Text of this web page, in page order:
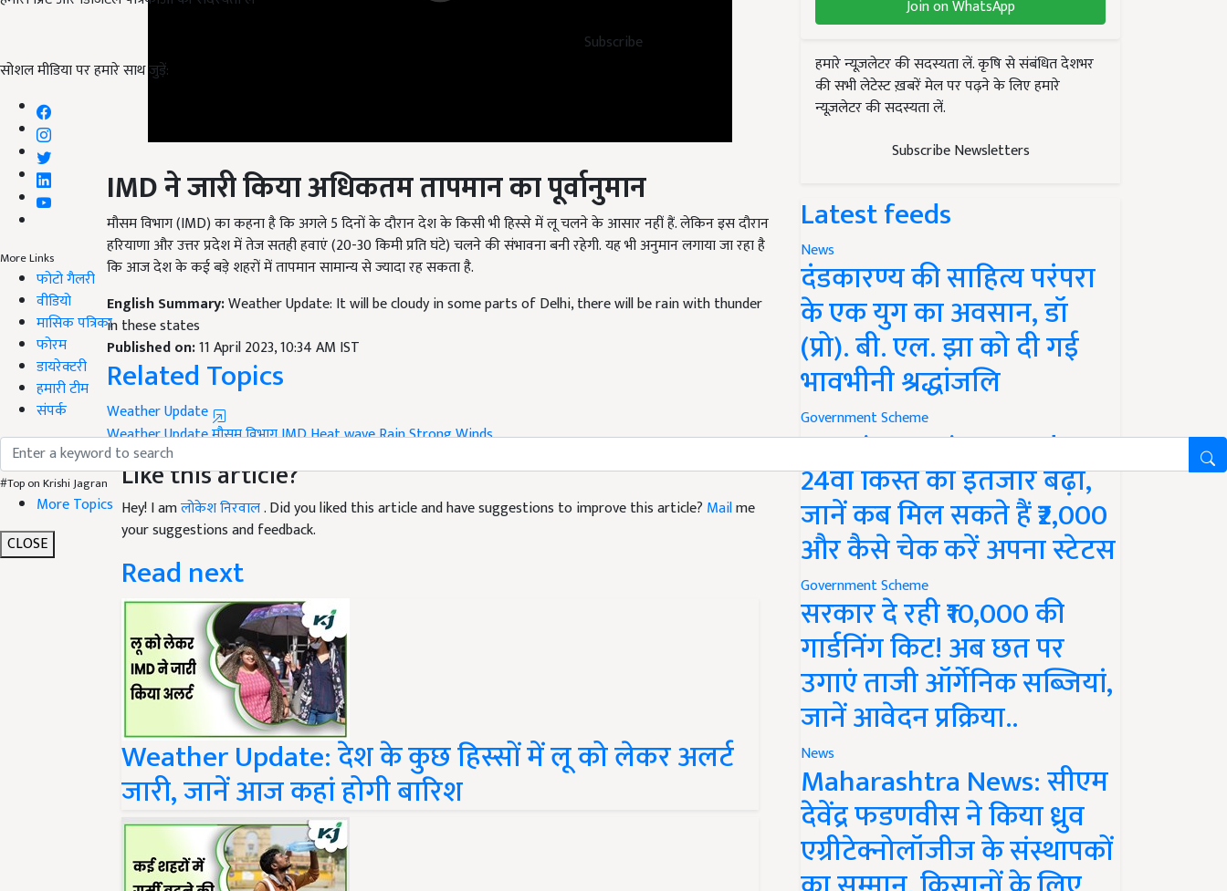
Subscribe
सोशल मीडिया पर हमारे साथ जुड़ें:
More Links
फोटो गैलरी
वीडियो
मासिक पत्रिका
फोरम
डायरेक्टरी
हमारी टीम
संपर्क
#Top on Krishi Jagran
More Topics
CLOSE
IMD ने जारी किया अधिकतम तापमान का पूर्वानुमान
मौसम विभाग (IMD) का कहना है कि अगले 5 दिनों के दौरान देश के किसी भी हिस्से में लू चलने के आसार नहीं हैं. लेकिन इस दौरान
हरियाणा और उत्तर प्रदेश में तेज सतही हवाएं (20-30 किमी प्रति घंटे) चलने की संभावना बनी रहेगी. यह भी अनुमान लगाया जा रहा है
कि आज देश के कई बड़े शहरों में तापमान सामान्य से ज्यादा रह सकता है.
English Summary:
in these states
Published on:
Related Topics
Weather Update
Weather Update मौसम विभाग
Like this article?
Hey! I amलोकेश निरवाल. Did you liked this article and have suggestions to improve this article?
your suggestions and feedback.
Read next
Weather Update: देश के कुछ हिस्सों में लू को लेकर अलर्ट
जारी, जानें आज कहां होगी बारिश
Join on WhatsApp
हमारे न्यूज़लेटर की सदस्यता लें. कृषि से संबंधित देशभर
की सभी लेटेस्ट ख़बरें मेल पर पढ़ने के लिए हमारे
न्यूज़लेटर की सदस्यता लें.
Subscribe Newsletters
Latest feeds
News
दंडकारण्य की साहित्य परंपरा
के एक युग का अवसान, डॉ
(प्रो). बी. एल. झा को दी गई
भावभीनी श्रद्धांजलि
Government Scheme
PM Kisan Yojana Update:
24वीं किस्त का इंतजार बढ़ा,
जानें कब मिल सकते हैं ₹2,000
और कैसे चेक करें अपना स्टेटस
Government Scheme
सरकार दे रही ₹10,000 की
गार्डनिंग किट! अब छत पर
उगाएं ताजी ऑर्गेनिक सब्जियां,
जानें आवेदन प्रक्रिया..
News
Maharashtra News: सीएम
देवेंद्र फडणवीस ने किया ध्रुव
एग्रीटेक्नोलॉजीज के संस्थापकों